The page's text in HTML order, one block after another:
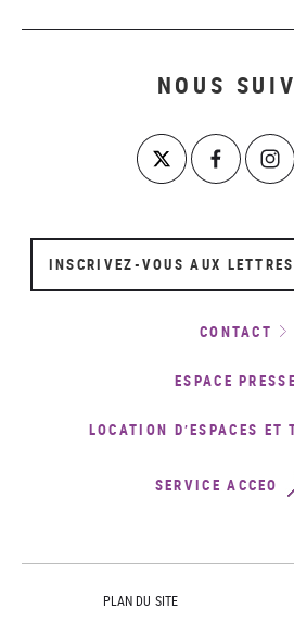
NOUS
INSCRIVEZ-VOUS AUX
CONTACT
ESPACE PRESSE
LOCATION D’ESPACES ET
SERVICE ACCEO
PLAN DU SITE